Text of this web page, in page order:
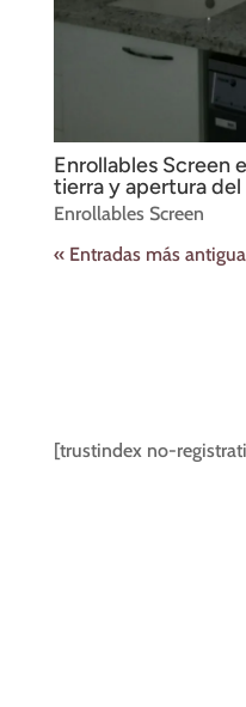
Enrollables Screen
tierra y apertura del
Enrollables Screen
« Entradas más
[trustindex no-